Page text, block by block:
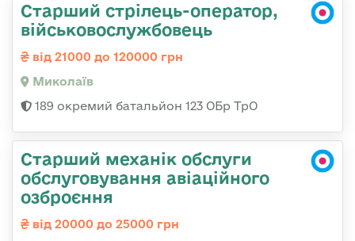
Старший стрілець-оператор,
військовослужбовець
від 21000 до 120000 грн
Миколаїв
189 окремий батальйон 123 ОБр ТрО
Старший механік обслуги
обслуговування авіаційного
озброєння
від 20000 до 25000 грн